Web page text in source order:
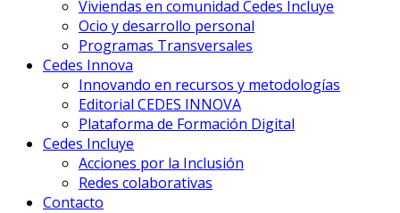
Viviendas en comunidad Cedes Incluye
Ocio y desarrollo personal
Programas Transversales
Cedes Innova
Innovando en recursos y metodologías
Editorial CEDES INNOVA
Plataforma de Formación Digital
Cedes Incluye
Acciones por la Inclusión
Redes colaborativas
Contacto